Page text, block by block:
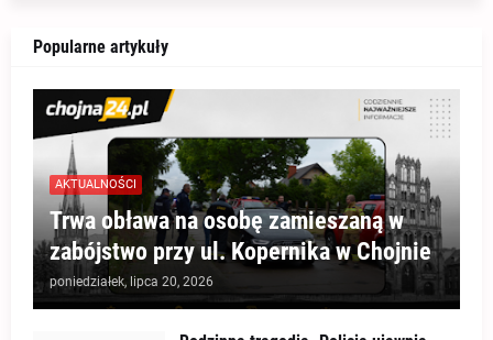
Popularne artykuły
AKTUALNOŚCI
Trwa obława na osobę zamieszaną w
zabójstwo przy ul. Kopernika w Chojnie
poniedziałek, lipca 20, 2026